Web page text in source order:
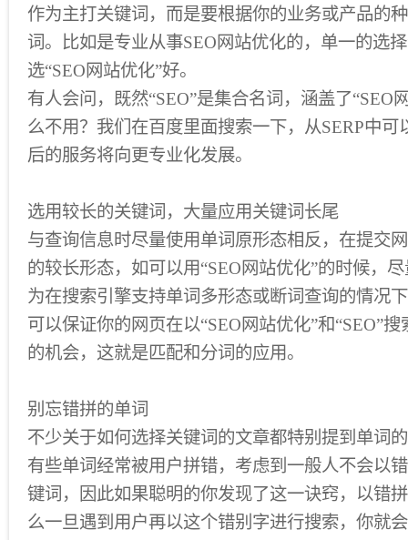
作为主打关键词，而是要根据你的业务或产品的
词。比如是专业从事SEO网站优化的，单一的选
选“SEO网站优化”好。
有人会问，既然“SEO”是集合名词，涵盖了“SEO
么不用？我们在百度里面搜索一下，从SERP中可
后的服务将向更专业化发展。
选用较长的关键词，大量应用关键词长尾
与查询信息时尽量使用单词原形态相反，在提交
的较长形态，如可以用“SEO网站优化”的时候，
为在搜索引擎支持单词多形态或断词查询的情况
可以保证你的网页在以“SEO网站优化”和“SEO”
的机会，这就是匹配和分词的应用。
别忘错拼的单词
不少关于如何选择关键词的文章都特别提到单词
有些单词经常被用户拼错，考虑到一般人不会以
键词，因此如果聪明的你发现了这一诀窍，以错
么一旦遇到用户再以这个错别字进行搜索，你就